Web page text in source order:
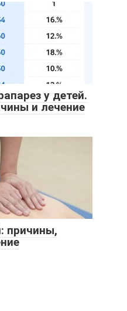
у детей.
и лечение
причины,